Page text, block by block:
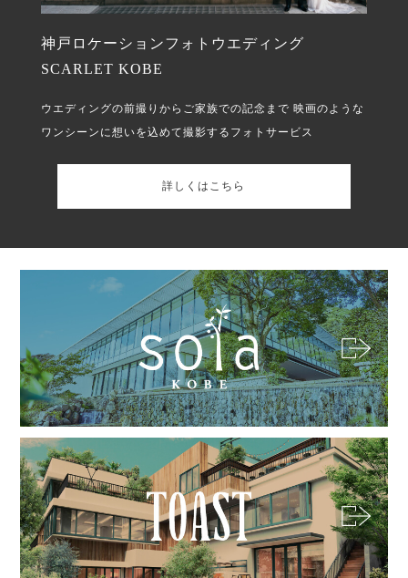
神戸ロケーションフォトウエディング
SCARLET KOBE
ウエディングの前撮りからご家族での記念まで 映画のような
ワンシーンに想いを込めて撮影するフォトサービス
詳しくはこちら